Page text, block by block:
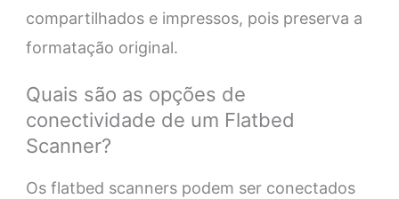
compartilhados e impressos, pois preserva a
formatação original.
Quais são as opções de
conectividade de um Flatbed
Scanner?
Os flatbed scanners podem ser conectados